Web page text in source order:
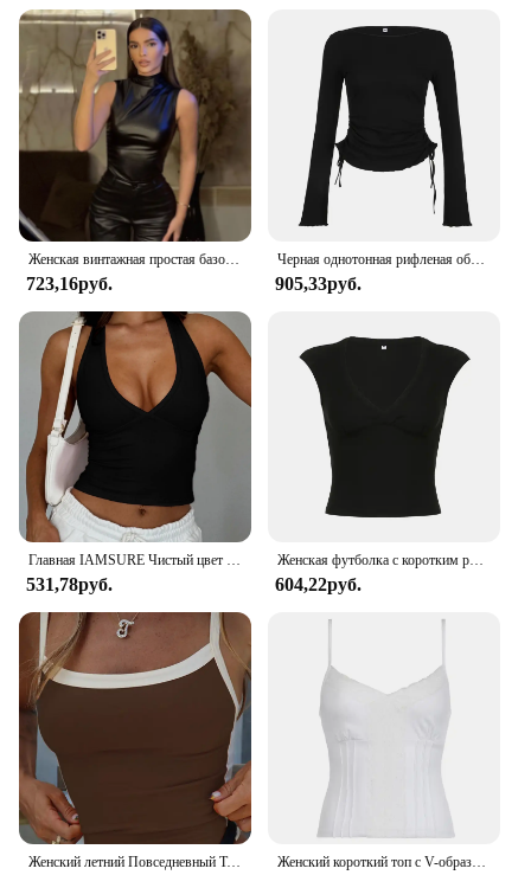
723,16руб.
Черная однотонная рифленая облегающая женская футболка с длинным рукавом и круглым вырезом, шикарная модная элегантная простая футболка со шнуровкой
905,33руб.
Главная IAMSURE Чистый цвет с обнаженной спиной блузка Halter Сексуальный ремонт глубокий V - воротник жилет без рукавов Женщина в летней моде 2024
531,78руб.
Женская футболка с коротким рукавом и V-образным вырезом
604,22руб.
Женский летний Повседневный Топ без рукавов, зеленая Сексуальная Базовая майка составного кроя с открытой спиной, Y2k Женский короткий топ с V-образным вырезом, Y2K